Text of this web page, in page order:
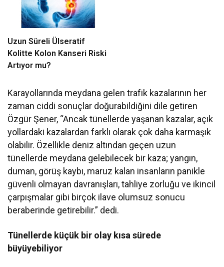
Uzun Süreli Ülseratif
Kolitte Kolon Kanseri Riski
Artıyor mu?
Karayollarında meydana gelen trafik kazalarının her
zaman ciddi sonuçlar doğurabildiğini dile getiren
Özgür Şener, “Ancak tünellerde yaşanan kazalar, açık
yollardaki kazalardan farklı olarak çok daha karmaşık
olabilir. Özellikle deniz altından geçen uzun
tünellerde meydana gelebilecek bir kaza; yangın,
duman, görüş kaybı, maruz kalan insanların panikle
güvenli olmayan davranışları, tahliye zorluğu ve ikincil
çarpışmalar gibi birçok ilave olumsuz sonucu
beraberinde getirebilir.” dedi.
Tünellerde küçük bir olay kısa sürede
büyüyebiliyor